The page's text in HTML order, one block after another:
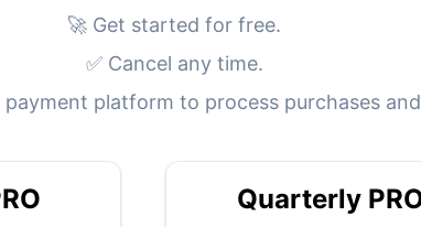
🚀 Get started for free.
✅ Cancel any time.
platform to process purchases
Quarterly